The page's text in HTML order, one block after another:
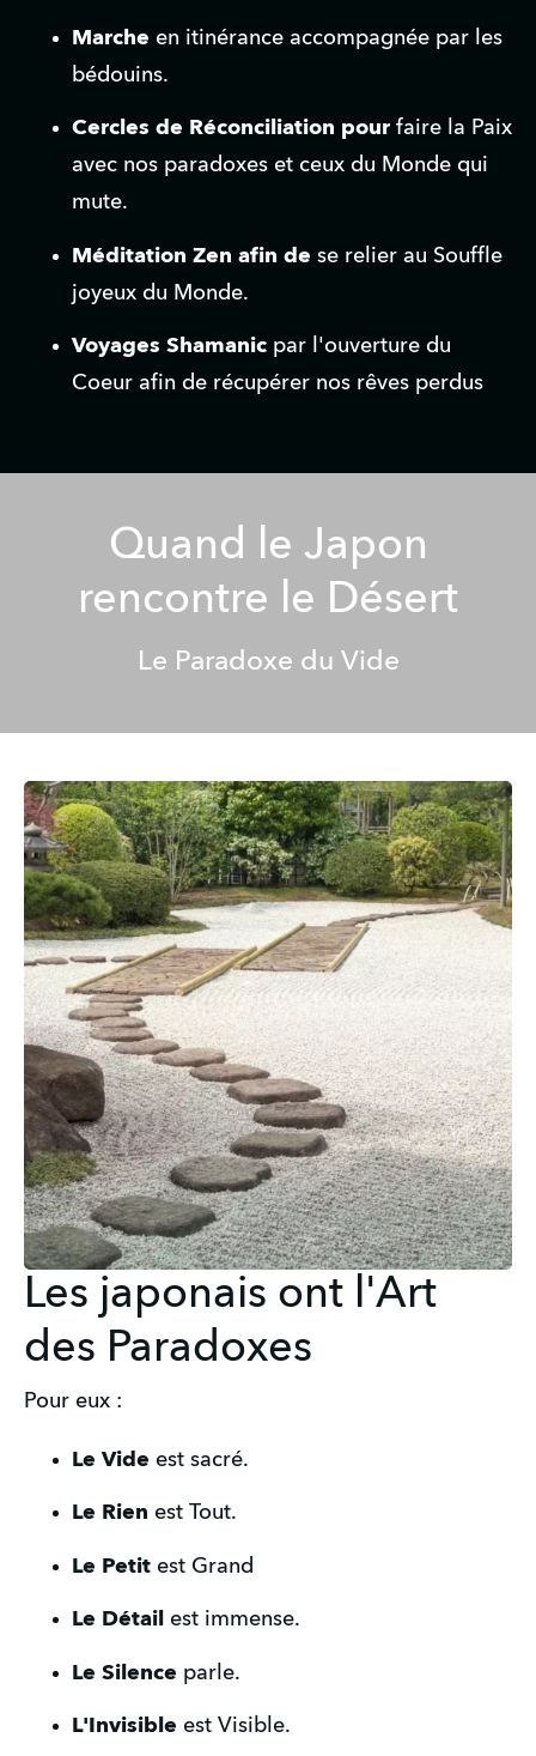
Marche en itinérance accompagnée par les
bédouins.
Cercles de Réconciliation pour faire la Paix
avec nos paradoxes et ceux du Monde qui
mute.
Méditation Zen afin de se relier au Souffle
joyeux du Monde.
Voyages Shamanic par l'ouverture du
Coeur afin de récupérer nos rêves perdus
Quand le Japon
rencontre le Désert
Le Paradoxe du Vide
Les japonais ont l'Art
des Paradoxes
Pour eux :
Le Vide est sacré.
Le Rien est Tout.
Le Petit est Grand
Le Détail est immense.
Le Silence parle.
L'Invisible est Visible.